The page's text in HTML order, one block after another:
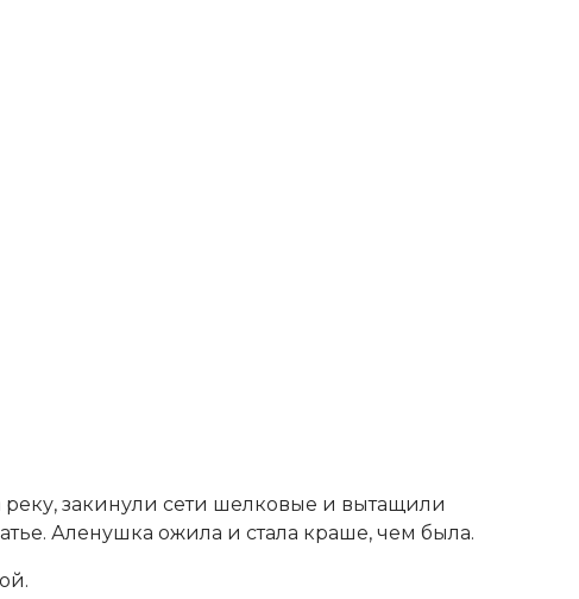
закинули сети шелковые и вытащили
Аленушка ожила и стала краше, чем была.